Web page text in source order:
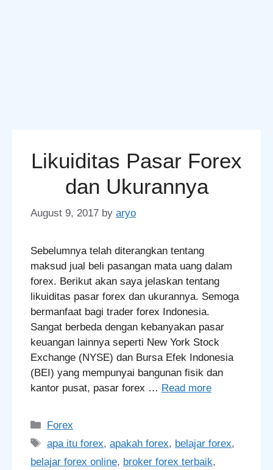
Likuiditas Pasar Forex
dan Ukurannya
August 9, 2017 by aryo
Sebelumnya telah diterangkan tentang
maksud jual beli pasangan mata uang dalam
forex. Berikut akan saya jelaskan tentang
likuiditas pasar forex dan ukurannya. Semoga
bermanfaat bagi trader forex Indonesia.
Sangat berbeda dengan kebanyakan pasar
keuangan lainnya seperti New York Stock
Exchange (NYSE) dan Bursa Efek Indonesia
(BEI) yang mempunyai bangunan fisik dan
kantor pusat, pasar forex … Read more
Categories
Forex
Tags
apa itu forex,apakah forex, belajar forex,
belajar forex online, broker forex terbaik,